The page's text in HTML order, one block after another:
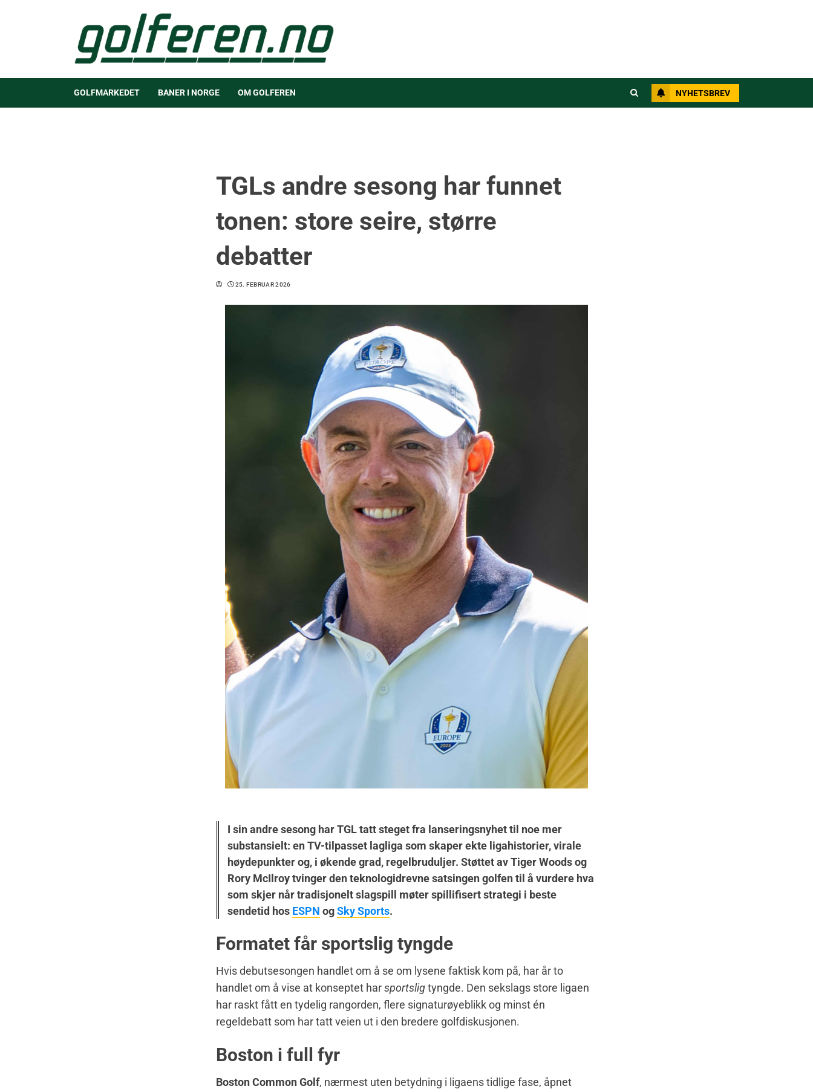
GOLFMARKEDET BANER I NORGE OM GOLFEREN NYHETSBREV
TGLs andre sesong har funnet
tonen: store seire, større
debatter
25. FEBRUAR 2026
I sin andre sesong harTGLtatt steget fra lanseringsnyhet til noe mer
substansielt: en TV-tilpasset lagliga som skaper ekte ligahistorier, virale
høydepunkter og, i økende grad, regelbruduljer. Støttet av Tiger Woods og
Rory McIlroy tvinger den teknologidrevne satsingen golfen til å vurdere hva
som skjer når tradisjonelt slagspill møter spillifisert strategi i beste
sendetid hos ESPN ogSky Sports.
Formatet får sportslig tyngde
Hvis debutsesongen handlet om å se om lysene faktisk kom på, har år to
handlet om å vise at konseptet harsportsligtyngde. Den sekslags store ligaen
har raskt fått en tydelig rangorden, flere signaturøyeblikk og minst én
regeldebatt som har tatt veien ut i den bredere golfdiskusjonen.
Boston i full fyr
Boston Common Golf, nærmest uten betydning i ligaens tidlige fase, åpnet